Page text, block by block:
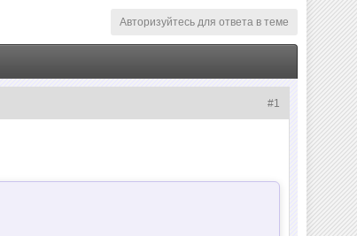
Авторизуйтесь для ответа в теме
#1